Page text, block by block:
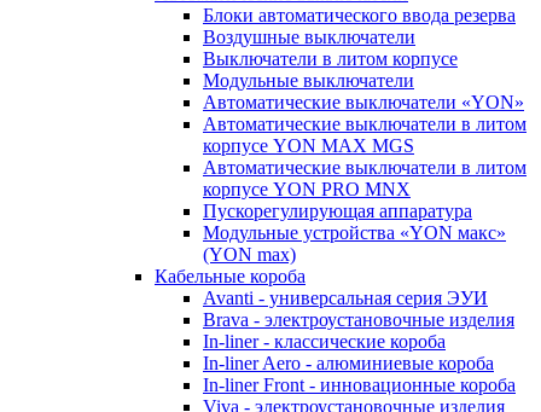
Блоки автоматического ввода резерва
Воздушные выключатели
Выключатели в литом корпусе
Модульные выключатели
Автоматические выключатели «YON»
Автоматические выключатели в литом
корпусе YON MAX MGS
Автоматические выключатели в литом
корпусе YON PRO MNX
Пускорегулирующая аппаратура
Модульные устройства «YON макс»
(YON max)
Кабельные короба
Avanti - универсальная серия ЭУИ
Brava - электроустановочные изделия
In-liner - классические короба
In-liner Aero - алюминиевые короба
In-liner Front - инновационные короба
Viva - электроустановочные изделия